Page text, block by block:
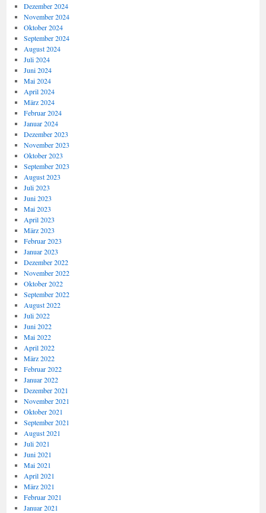
Dezember 2024
November 2024
Oktober 2024
September 2024
August 2024
Juli 2024
Juni 2024
Mai 2024
April 2024
März 2024
Februar 2024
Januar 2024
Dezember 2023
November 2023
Oktober 2023
September 2023
August 2023
Juli 2023
Juni 2023
Mai 2023
April 2023
März 2023
Februar 2023
Januar 2023
Dezember 2022
November 2022
Oktober 2022
September 2022
August 2022
Juli 2022
Juni 2022
Mai 2022
April 2022
März 2022
Februar 2022
Januar 2022
Dezember 2021
November 2021
Oktober 2021
September 2021
August 2021
Juli 2021
Juni 2021
Mai 2021
April 2021
März 2021
Februar 2021
Januar 2021